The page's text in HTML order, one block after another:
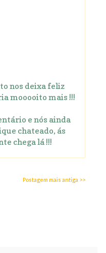
nos deixa feliz
mooooito mais !!!
e nós ainda
chateado, ás
chega lá !!!
Postagem mais antiga >>